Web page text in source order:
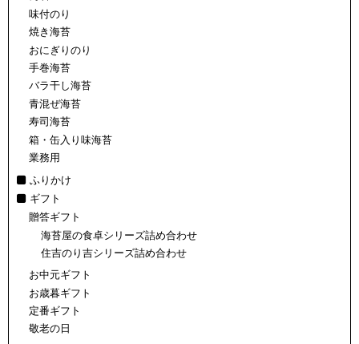
味付のり
焼き海苔
おにぎりのり
手巻海苔
バラ干し海苔
青混ぜ海苔
寿司海苔
箱・缶入り味海苔
業務用
ふりかけ
ギフト
贈答ギフト
海苔屋の食卓シリーズ詰め合わせ
住吉のり吉シリーズ詰め合わせ
お中元ギフト
お歳暮ギフト
定番ギフト
敬老の日